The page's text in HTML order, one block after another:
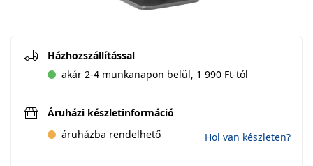
Házhozszállítással
akár 2-4 munkanapon belül, 1 990 Ft-tól
Áruházi készletinformáció
áruházba rendelhető
Hol van készleten?